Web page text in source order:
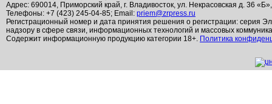
Адрес: 690014, Приморский край, г. Владивосток, ул. Некрасовская д. 36
Телефоны: +7 (423) 245-04-85; Email: priem@zrpress.ru
Регистрационный номер и дата принятия решения о регистрации: серия
надзору в сфере связи, информационных технологий и массовых
Содержит информационную продукцию категории 18+. Политика